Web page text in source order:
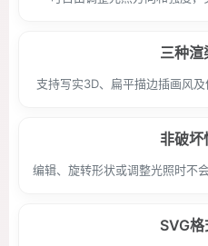
三种渲
支持写实3D、扁平描边插画风
非破坏
编辑、旋转形状或调整光照时不
SVG